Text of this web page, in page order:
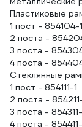
Пластиковые
1 пост - 854104-1
2 поста -
3 поста -
4 поста -
Стеклянные
1 пост - 854111-1
2 поста -
3 поста - 854311-
4 поста - 854411-